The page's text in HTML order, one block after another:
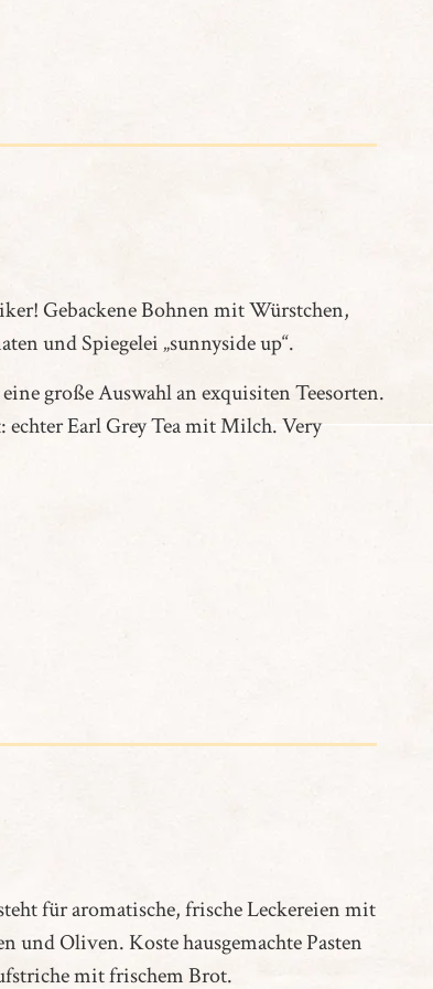
Gebackene Bohnen mit Würstchen,
und Spiegelei „sunnyside up“.
eine große Auswahl an exquisiten Teesorten.
Earl Grey Tea mit Milch. Very
für aromatische, frische Leckereien mit
und Oliven. Koste hausgemachte Pasten
mit frischem Brot.